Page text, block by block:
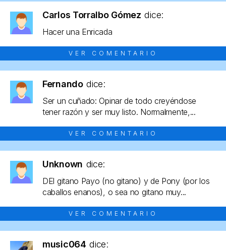
Carlos Torralbo Gómez dice:
Hacer una Enricada
VER COMENTARIO
Fernando dice:
Ser un cuñado: Opinar de todo creyéndose
tener razón y ser muy listo. Normalmente,...
VER COMENTARIO
Unknown dice:
DEl gitano Payo (no gitano) y de Pony (por los
caballos enanos), o sea no gitano muy...
VER COMENTARIO
music064 dice: